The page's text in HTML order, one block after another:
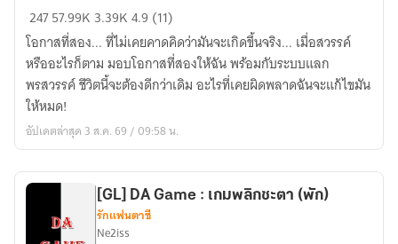
[GL]
My
Second
Chance
(โอกาส
ที่
สอง
ปลาย
24757.99K 3.39K4.9 (11)
โอกาสที่สอง... ที่ไม่เคยคาดคิดว่ามันจะเกิดขึ้นจริง... เมื่อสวรรค์
หรืออะไรก็ตาม มอบโอกาสที่สองให้ฉัน พร้อมกับระบบแลก
พรสวรรค์ ชีวิตนี้จะต้องดีกว่าเดิม อะไรที่เคยผิดพลาดฉันจะแก้ไขมัน
ให้หมด!
อัปเดตล่าสุด 3 ส.ค. 69 / 09:58 น.
[GL] DA Game : เกมพลิกชะตา (พัก)
รักแฟนตาซี
Ne2iss